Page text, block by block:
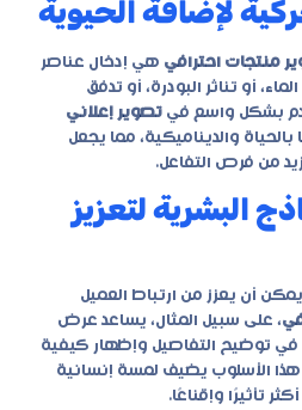
لإضافة الحيوية
منتجات احترافي هي إدخال عناصر
أو تناثر البودرة، أو تدفق
بشكل واسع في تصوير إعلاني
والديناميكية، مما يجعل
من فرص التفاعل.
البشرية لتعزيز
أن يعزز من ارتباط العميل
، على سبيل المثال، يساعد عرض
في توضيح التفاصيل وإظهار كيفية
هذا الأسلوب يضيف لمسة إنسانية
أكثر تأثيرًا وإقناعًا.